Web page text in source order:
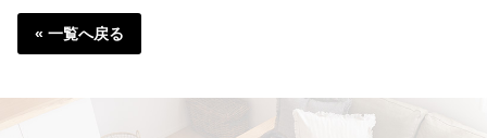
« 一覧へ戻る